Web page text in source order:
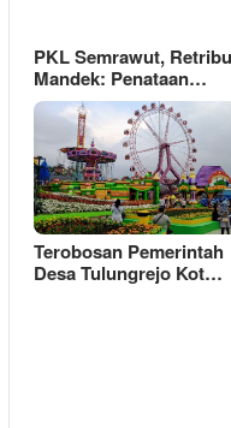
PKL Semrawut,
Mandek: Penataan…
Terobosan Pemerintah
Desa Tulungrejo Kot…